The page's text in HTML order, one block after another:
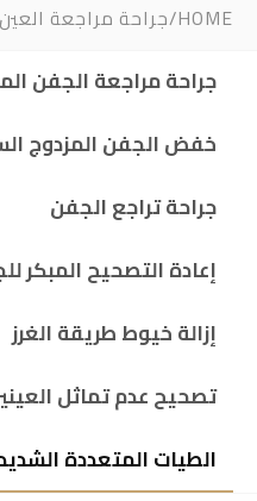
HOME
/جراحة مراجعة العين
جراحة مراجعة الجفن
خفض الجفن المزدوج
جراحة تراجع الجفن
إعادة التصحيح المبكر
إزالة خيوط طريقة الغرز
تصحيح عدم تماثل
الطيات المتعددة